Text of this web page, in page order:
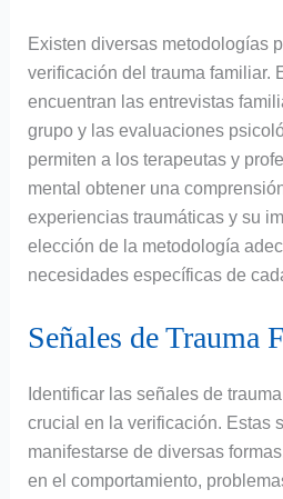
Existen diversas metodologías
verificación del trauma familiar.
encuentran las entrevistas
grupo y las evaluaciones
permiten a los terapeutas y
mental obtener una
experiencias traumáticas y su
elección de la metodología
necesidades específicas de
Señales de Trauma
Identificar las señales de
crucial en la verificación. Estas
manifestarse de diversas
en el comportamiento,